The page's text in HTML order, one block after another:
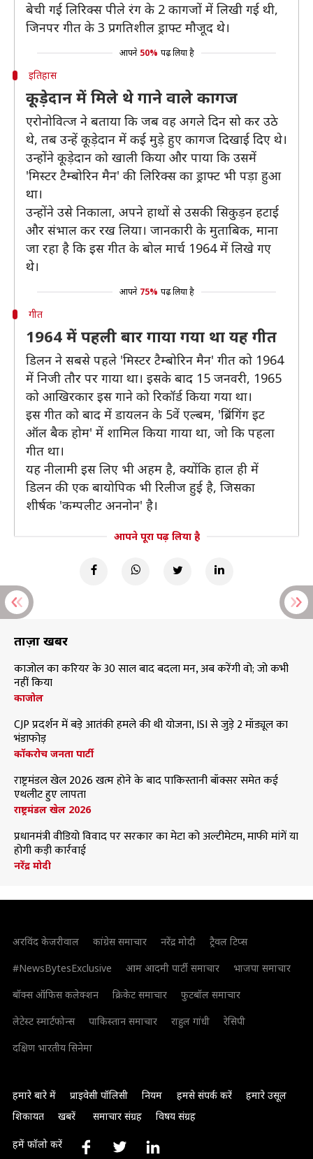
बेची गई लिरिक्स पीले रंग के 2 कागजों में लिखी गई थी,
जिनपर गीत के 3 प्रगतिशील ड्राफ्ट मौजूद थे।
आपने 50% पढ़ लिया है
इतिहास
कूड़ेदान में मिले थे गाने वाले कागज
एरोनोवित्ज ने बताया कि जब वह अगले दिन सो कर उठे
थे, तब उन्हें कूड़ेदान में कई मुड़े हुए कागज दिखाई दिए थे।
उन्होंने कूड़ेदान को खाली किया और पाया कि उसमें
'मिस्टर टैम्बोरिन मैन' की लिरिक्स का ड्राफ्ट भी पड़ा हुआ
था।
उन्होंने उसे निकाला, अपने हाथों से उसकी सिकुड़न हटाई
और संभाल कर रख लिया। जानकारी के मुताबिक, माना
जा रहा है कि इस गीत के बोल मार्च 1964 में लिखे गए
थे।
आपने 75% पढ़ लिया है
गीत
1964 में पहली बार गाया गया था यह गीत
डिलन ने सबसे पहले 'मिस्टर टैम्बोरिन मैन' गीत को 1964
में निजी तौर पर गाया था। इसके बाद 15 जनवरी, 1965
को आखिरकार इस गाने को रिकॉर्ड किया गया था।
इस गीत को बाद में डायलन के 5वें एल्बम, 'ब्रिंगिंग इट
ऑल बैक होम' में शामिल किया गाया था, जो कि पहला
गीत था।
यह नीलामी इस लिए भी अहम है, क्योंकि हाल ही में
डिलन की एक बायोपिक भी रिलीज हुई है, जिसका
शीर्षक 'कम्पलीट अननोन' है।
आपने पूरा पढ़ लिया है
ताज़ा खबरें
काजोल का करियर के 30 साल बाद बदला मन, अब करेंगी वो; जो कभी
नहीं किया
काजोल
CJP प्रदर्शन में बड़े आतंकी हमले की थी योजना, ISI से जुड़े 2 मॉड्यूल का
भंडाफोड़
कॉकरोच जनता पार्टी
राष्ट्रमंडल खेल 2026 खत्म होने के बाद पाकिस्तानी बॉक्सर समेत कई
एथलीट हुए लापता
राष्ट्रमंडल खेल 2026
प्रधानमंत्री वीडियो विवाद पर सरकार का मेटा को अल्टीमेटम, माफी मांगें या
होगी कड़ी कार्रवाई
नरेंद्र मोदी
अरविंद केजरीवाल कांग्रेस समाचार नरेंद्र मोदी
ट्रैवल टिप्स
#NewsBytesExclusive
आम आदमी पार्टी समाचार
भाजपा समाचार
बॉक्स ऑफिस कलेक्शन
क्रिकेट समाचार
फुटबॉल समाचार
लेटेस्ट स्मार्टफोन्स
पाकिस्तान समाचार राहुल गांधी
रेसिपी
दक्षिण भारतीय सिनेमा
हमारे बारे में प्राइवेसी पॉलिसी नियम हमसे संपर्क करें
हमारे उसूल
शिकायत
खबरें समाचार संग्रह विषय संग्रह
हमें फॉलो करें